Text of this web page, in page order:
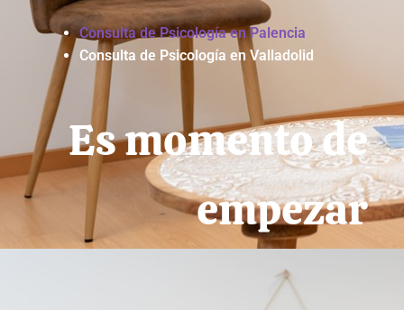
Consulta de Psicología en Palencia
Consulta de Psicología en Valladolid
Es momento de
empezar